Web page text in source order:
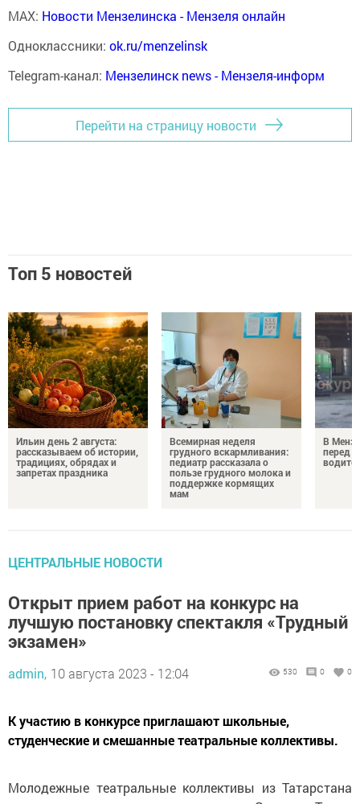
MAX: Новости Мензелинска - Мензеля онлайн
Одноклассники: ok.ru/menzelinsk
Telegram-канал: Мензелинск news - Мензеля-информ
Перейти на страницу новости
Топ 5 новостей
Ильин день 2 августа:
рассказываем об истории,
традициях, обрядах и
запретах праздника
Всемирная неделя
грудного вскармливания:
педиатр рассказала о
пользе грудного молока и
поддержке кормящих
мам
В
перед
ЦЕНТРАЛЬНЫЕ НОВОСТИ
Открыт прием работ на конкурс на
лучшую постановку спектакля «Трудный
экзамен»
admin, 10 августа 2023 - 12:04 530 0 0
К участию в конкурсе приглашают школьные,
студенческие и смешанные театральные коллективы.
Молодежные театральные коллективы из Татарстана